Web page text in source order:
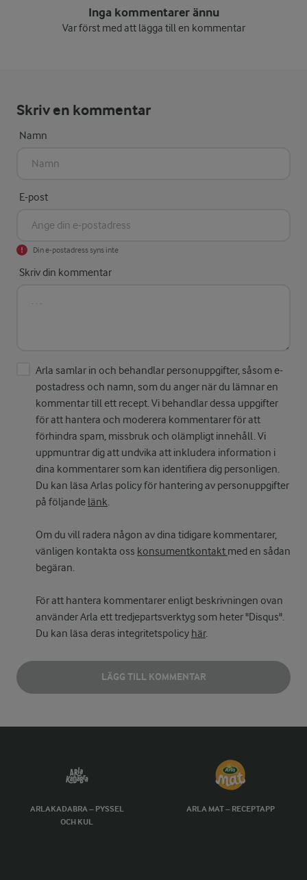
Inga kommentarer ännu
Var först med att lägga till en kommentar
Skriv en kommentar
Namn
E-post
Din e-postadress syns inte
Skriv din kommentar
Arla samlar in och behandlar personuppgifter, såsom e-
postadress och namn, som du anger när du lämnar en
kommentar till ett recept. Vi behandlar dessa uppgifter
för att hantera och moderera kommentarer för att
förhindra spam, missbruk och olämpligt innehåll. Vi
uppmuntrar dig att undvika att inkludera information i
dina kommentarer som kan identifiera dig personligen.
Du kan läsa Arlas policy för hantering av personuppgifter
på följande länk.
Om du vill radera någon av dina tidigare kommentarer,
vänligen kontakta oss konsumentkontakt med en sådan
begäran.
För att hantera kommentarer enligt beskrivningen ovan
använder Arla ett tredjepartsverktyg som heter "Disqus".
Du kan läsa deras integritetspolicy här.
LÄGG TILL KOMMENTAR
ARLAKADABRA – PYSSEL
OCH KUL
ARLA MAT – RECEPTAPP